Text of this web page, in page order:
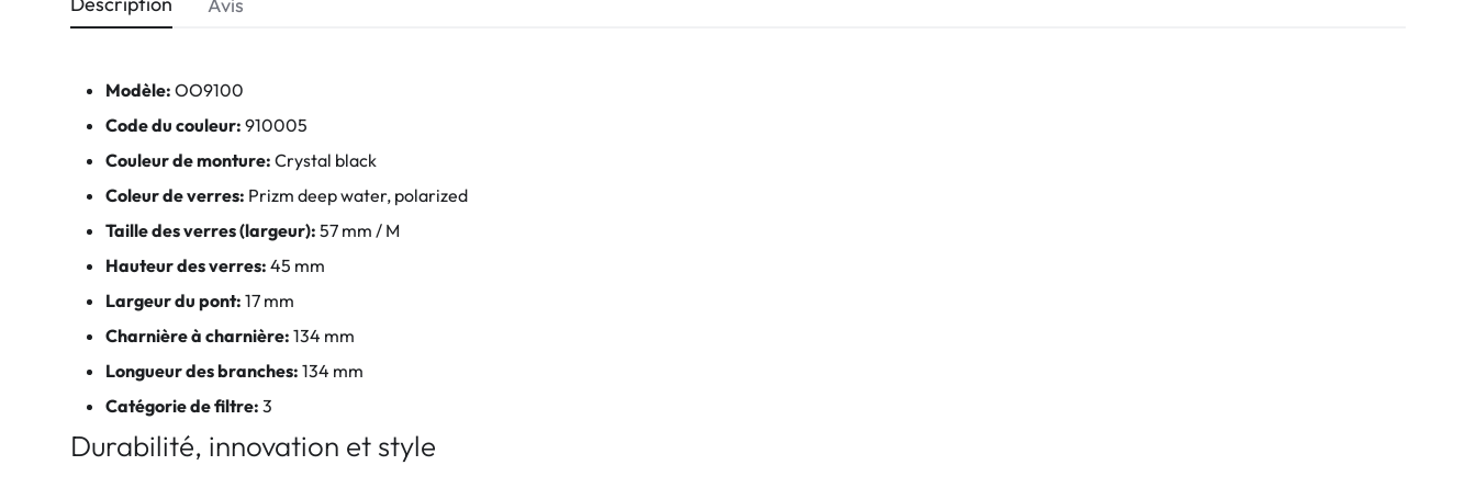
Modèle: OO9100
Code du couleur: 910005
Couleur de monture: Crystal black
Coleur de verres: Prizm deep water, polarized
Taille des verres (largeur): 57 mm / M
Hauteur des verres: 45 mm
Largeur du pont: 17 mm
Charnière à charnière: 134 mm
Longueur des branches: 134 mm
Catégorie de filtre: 3
Durabilité, innovation et style